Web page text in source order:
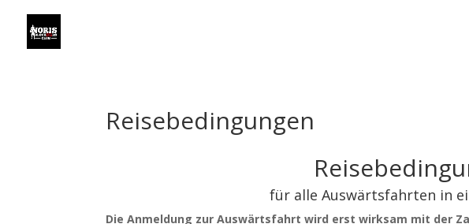
Reisebedingungen
für alle Auswärtsfahrten in
Die Anmeldung zur Auswärtsfahrt wird erst wirksam mit der